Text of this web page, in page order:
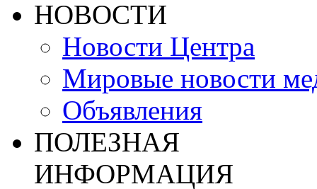
НОВОСТИ
Новости Центра
Мировые новости
Объявления
ПОЛЕЗНАЯ
ИНФОРМАЦИЯ